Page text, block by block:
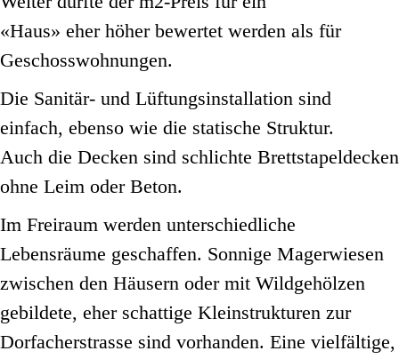
«Haus» eher höher bewertet werden als für
Geschosswohnungen.
Die Sanitär- und Lüftungsinstallation sind
einfach, ebenso wie die statische Struktur.
Auch die Decken sind schlichte Brettstapeldecken
ohne Leim oder Beton.
Im Freiraum werden unterschiedliche
Lebensräume geschaffen. Sonnige Magerwiesen
zwischen den Häusern oder mit Wildgehölzen
gebildete, eher schattige Kleinstrukturen zur
Dorfacherstrasse sind vorhanden. Eine vielfältige,